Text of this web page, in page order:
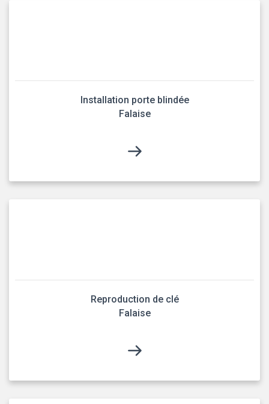
Installation porte blindée
Falaise
Reproduction de clé
Falaise